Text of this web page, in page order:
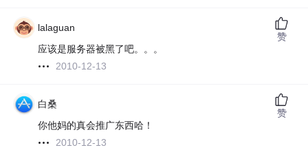
lalaguan
应该是服务器被黑了吧。。。
2010-12-13
赞
白桑
你他妈的真会推广东西哈！
2010-12-13
赞